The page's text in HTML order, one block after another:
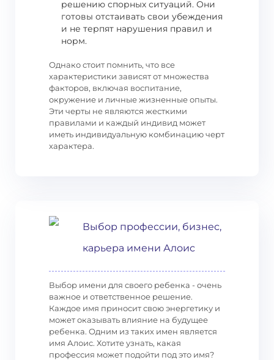
решению спорных ситуаций. Они
готовы отстаивать свои убеждения
и не терпят нарушения правил и
норм.
Однако стоит помнить, что все
характеристики зависят от множества
факторов, включая воспитание,
окружение и личные жизненные опыты.
Эти черты не являются жесткими
правилами и каждый индивид может
иметь индивидуальную комбинацию черт
характера.
Выбор профессии, бизнес,
карьера имени Алоис
Выбор имени для своего ребенка - очень
важное и ответственное решение.
Каждое имя приносит свою энергетику и
может оказывать влияние на будущее
ребенка. Одним из таких имен является
имя Алоис. Хотите узнать, какая
профессия может подойти под это имя?